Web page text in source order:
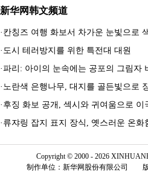
新华网韩文频道
· 칸칭즈 여행 화보서 차가운 눈빛으로
· 도시 테러방지를 위한 특전대 대원
·파리: 아이의 눈속에는 공포의 그림자
· 노란색 은행나무, 대지를 골든빛으로
· 후징 화보 공개, 섹시와 귀여움으로 이
· 류쟈링 잡지 표지 장식, 옛스러운 온화
Copyright © 2000 - 2026
制作单位：新华网股份有限公司 版